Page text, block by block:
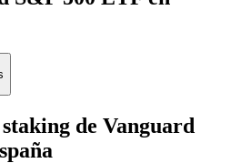
de Vanguard